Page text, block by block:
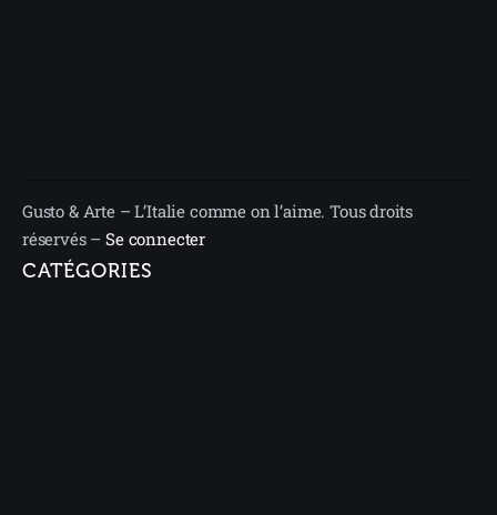
Gusto & Arte – L’Italie comme on l’aime. Tous droits
réservés –Se connecter
CATÉGORIES